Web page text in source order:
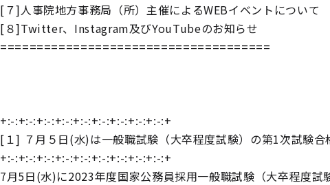
[７]人事院地方事務局（所）主催によるWEBイベントについて
[８]Twitter、Instagram及びYouTubeのお知らせ
=====================================
+:-:+:-:+:-:+:-:+:-:+:-:+:-:+:-:+:-:+
[１] ７月５日(水)は一般職試験（大卒程度試験）の第1次試験合
+:-:+:-:+:-:+:-:+:-:+:-:+:-:+:-:+:-:+
7月5日(水)に2023年度国家公務員採用一般職試験（大卒程度試